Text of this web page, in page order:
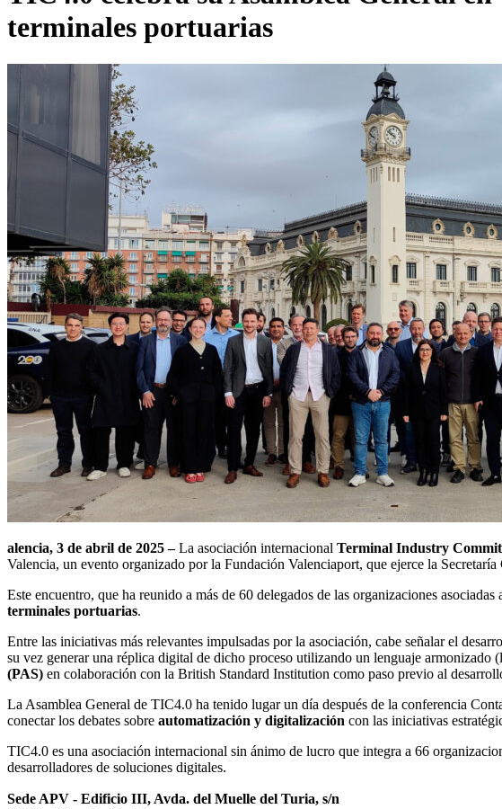
terminales portuarias
alencia, 3 de abril de 2025 –La asociación internacional Terminal Industry
Valencia, un evento organizado por la Fundación Valenciaport, que ejerce la Secretaría
Este encuentro, que ha reunido a más de 60 delegados de las organizaciones
terminales portuarias.
Entre las iniciativas más relevantes impulsadas por la asociación, cabe señalar el
su vez generar una réplica digital de dicho proceso utilizando un lenguaje
(PAS) en colaboración con la British Standard Institution como paso previo al
La Asamblea General de TIC4.0 ha tenido lugar un día después de la conferencia
conectar los debates sobre automatización y digitalización con las iniciativas
TIC4.0 es una asociación internacional sin ánimo de lucro que integra a 66
desarrolladores de soluciones digitales.
Sede APV - Edificio III, Avda. del Muelle del Turia, s/n